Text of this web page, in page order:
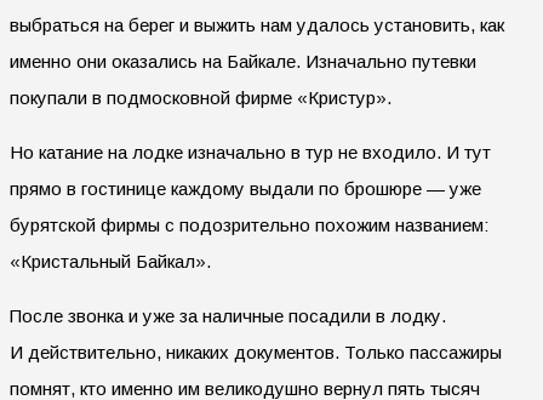
выбраться на берег и выжить нам удалось установить, как
именно они оказались на Байкале. Изначально путевки
покупали в подмосковной фирме «Кристур».
Но катание на лодке изначально в тур не входило. И тут
прямо в гостинице каждому выдали по брошюре — уже
бурятской фирмы с подозрительно похожим названием:
«Кристальный Байкал».
После звонка и уже за наличные посадили в лодку.
И действительно, никаких документов. Только пассажиры
помнят, кто именно им великодушно вернул пять тысяч